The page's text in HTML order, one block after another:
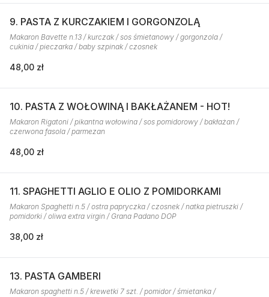
9. PASTA Z KURCZAKIEM I GORGONZOLĄ
Makaron Bavette n.13 / kurczak / sos śmietanowy / gorgonzola /
cukinia / pieczarka / baby szpinak / czosnek
48,00 zł
10. PASTA Z WOŁOWINĄ I BAKŁAŻANEM - HOT!
Makaron Rigatoni / pikantna wołowina / sos pomidorowy / bakłażan /
czerwona fasola / parmezan
48,00 zł
11. SPAGHETTI AGLIO E OLIO Z POMIDORKAMI
Makaron Spaghetti n.5 / ostra papryczka / czosnek / natka pietruszki /
pomidorki / oliwa extra virgin / Grana Padano DOP
38,00 zł
13. PASTA GAMBERI
Makaron spaghetti n.5 / krewetki 7 szt. / pomidor / śmietanka /